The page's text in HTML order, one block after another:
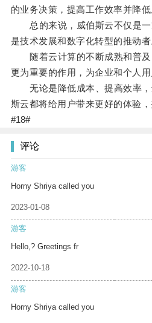
的业务决策，提高工作效率并降低
总的来说，威伯斯云不仅是一
是技术发展和数字化转型的推动者
随着云计算的不断成熟和普及
更为重要的作用，为企业和个人
无论是降低成本、提高效率，
斯云都将给用户带来更好的体验
#18#
评论
游客
Horny Shriya called you
2023-01-08
游客
Hello,? Greetings fr
2022-10-18
游客
Horny Shriya called you